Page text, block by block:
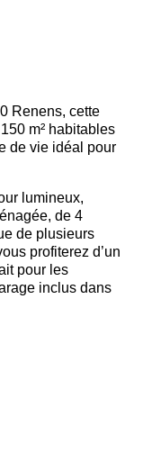
Renens, cette
m² habitables
de vie idéal pour
lumineux,
de 4
de plusieurs
profiterez d’un
pour les
inclus dans